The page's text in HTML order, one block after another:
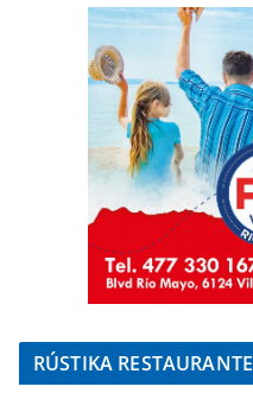
RÚSTIKA RESTAURANTE